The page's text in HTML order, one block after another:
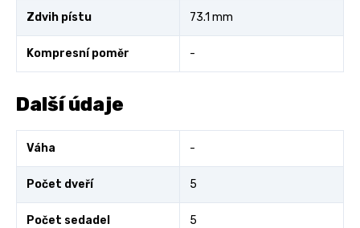
Zdvih pístu 73.1 mm
Kompresní poměr -
Další údaje
Váha -
Počet dveří 5
Počet sedadel 5